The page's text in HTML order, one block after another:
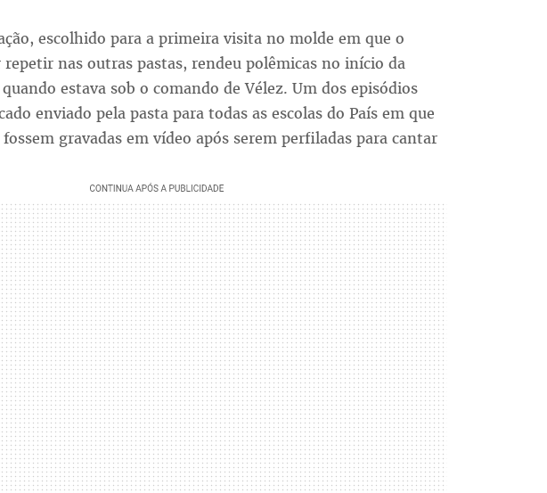
escolhido para a primeira visita no molde em que o
nas outras pastas, rendeu polêmicas no início da
estava sob o comando de Vélez. Um dos episódios
enviado pela pasta para todas as escolas do País em que
gravadas em vídeo após serem perfiladas para cantar